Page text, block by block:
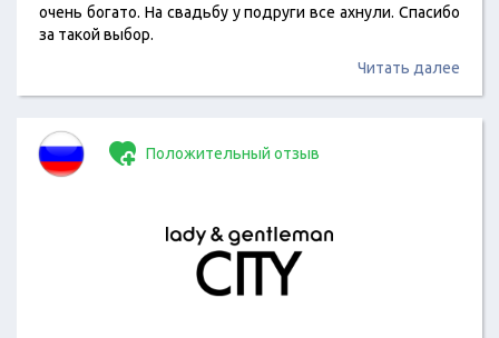
очень богато. На свадьбу у подруги все ахнули. Спасибо
за такой выбор.
Читать далее
Положительный отзыв